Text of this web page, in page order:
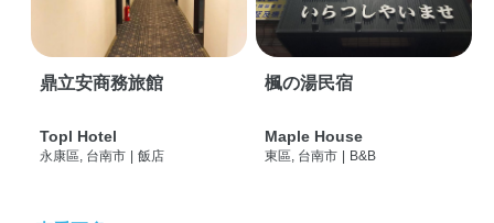
鼎立安商務旅館
Topl Hotel
永康區, 台南市 | 飯店
楓の湯民宿
Maple House
東區, 台南市 | B&B